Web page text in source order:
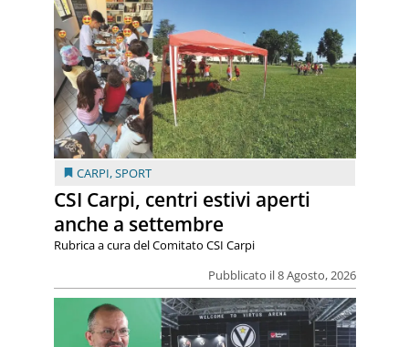
CARPI,SPORT
CSI Carpi, centri estivi aperti
anche a settembre
Pubblicato il 8 Agosto, 2026
Rubrica a cura del Comitato CSI Carpi